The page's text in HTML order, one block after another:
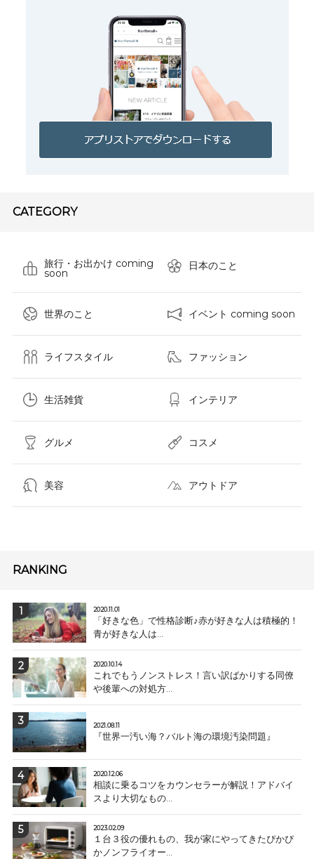
CATEGORY
旅行・お出かけ coming
soon
日本のこと
世界のこと イベント coming soon
ライフスタイル ファッション
生活雑貨 インテリア
グルメ コスメ​
美容 アウトドア
RANKING
2020.11.01
「好きな色」で性格診断♪赤が好きな人は積極的！
青が好きな人は...
2020.10.14
これでもうノンストレス！言い訳ばかりする同僚
や後輩への対処方...
2021.08.11
『世界一汚い海？バルト海の環境汚染問題』
2020.12.06
相談に乗るコツをカウンセラーが解説！アドバイ
スより大切なもの...
2023.02.09
１台３役の優れもの、我が家にやってきたぴかぴ
かノンフライオー...